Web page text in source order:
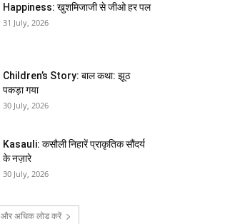
Happiness: खुशमिजाजी से जीओ हर पल
31 July, 2026
Children’s Story: बाल कथा: झूठ
पकड़ा गया
30 July, 2026
Kasauli: कसौली निहारें प्राकृतिक सौंदर्य
के नज़ारे
30 July, 2026
और अधिक लोड करें